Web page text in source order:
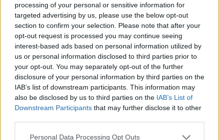
processing of your personal or sensitive information for
targeted advertising by us, please use the below opt-out
section to confirm your selection. Please note that after your
opt-out request is processed you may continue seeing
interest-based ads based on personal information utilized by
us or personal information disclosed to third parties prior to
your opt-out. You may separately opt-out of the further
disclosure of your personal information by third parties on the
IAB’s list of downstream participants. This information may
also be disclosed by us to third parties on the IAB’s List of
Downstream Participants that may further disclose it to other
Personal Data Processing Opt Outs
Η Νο1 υπερτροφή που βοηθά στη
μείωση της χοληστερίνης, σύμφωνα με
καρδιολόγο
ΑΒΟΚΆΝΤΟ ΞΗΡΟΊ ΚΑΡΠΟΊ ΣΚΌΡΔΟ